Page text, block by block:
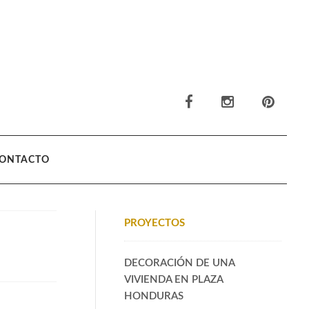
PROYECTOS
DECORACIÓN DE UNA
VIVIENDA EN PLAZA
HONDURAS